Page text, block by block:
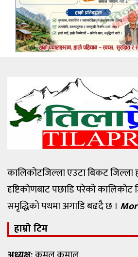
कालिकोटजिल्ला एउटा बिकट जिल्ला
दृष्टिकोणबाट पछाडि परेको कालिकोट
समृद्धिको पथमा अगाडि बढदै छ ।
हाम्रो टिम